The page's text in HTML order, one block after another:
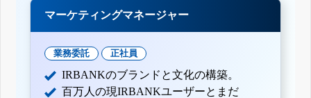
マーケティングマネージャー
業務委託 正社員
IRBANKのブランドと文化の構築。
百万人の現IRBANKユーザーとまだ